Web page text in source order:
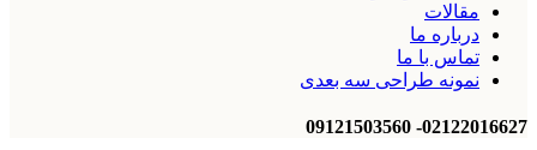
مقالات
درباره ما
تماس با ما
نمونه طراحی سه بعدی
02122016627- 09121503560